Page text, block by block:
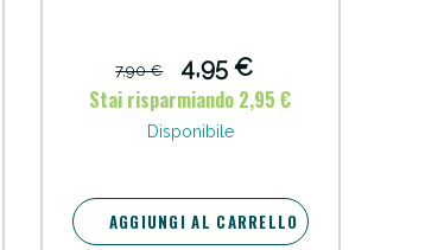
7,90 €
4,95 €
Stai risparmiando 2,95 €
Disponibile
AGGIUNGI AL CARRELLO